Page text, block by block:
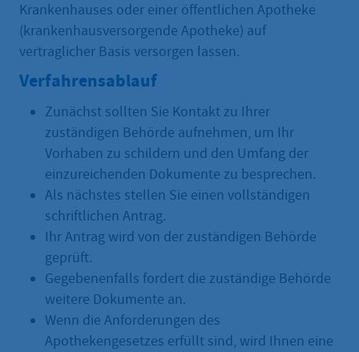
Krankenhauses oder einer öffentlichen Apotheke
(krankenhausversorgende Apotheke) auf
vertraglicher Basis versorgen lassen.
Verfahrensablauf
Zunächst sollten Sie Kontakt zu Ihrer
zuständigen Behörde aufnehmen, um Ihr
Vorhaben zu schildern und den Umfang der
einzureichenden Dokumente zu besprechen.
Als nächstes stellen Sie einen vollständigen
schriftlichen Antrag.
Ihr Antrag wird von der zuständigen Behörde
geprüft.
Gegebenenfalls fordert die zuständige Behörde
weitere Dokumente an.
Wenn die Anforderungen des
Apothekengesetzes erfüllt sind, wird Ihnen eine